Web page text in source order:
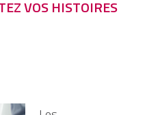
VOS HISTOIRES